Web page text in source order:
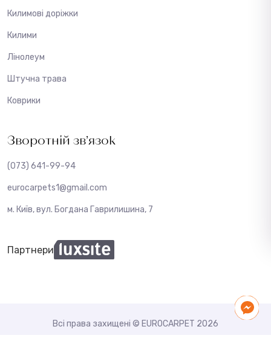
Килимові доріжки
Килими
Лінолеум
Штучна трава
Коврики
Зворотній зв’язок
(073) 641-99-94
eurocarpets1@gmail.com
м. Київ, вул. Богдана Гаврилишина, 7
Партнери
Всі права захищені © EUROCARPET 2026